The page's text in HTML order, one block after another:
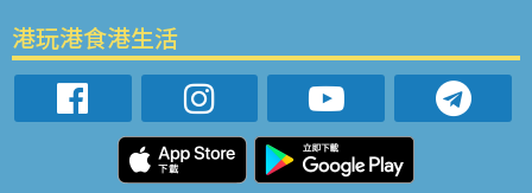
港玩港食港生活